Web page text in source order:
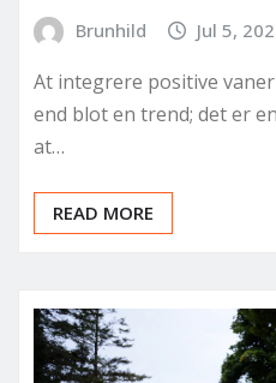
Brunhild Jul 5,
At integrere positive
end blot en trend; det er
at…
READ MORE